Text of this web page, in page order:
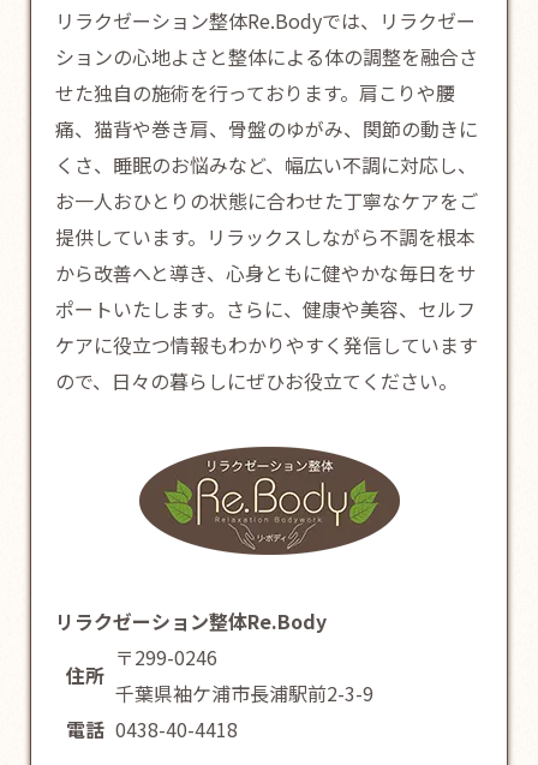
リラクゼーション整体Re.Bodyでは、リラクゼー
ションの心地よさと整体による体の調整を融合さ
せた独自の施術を行っております。肩こりや腰
痛、猫背や巻き肩、骨盤のゆがみ、関節の動きに
くさ、睡眠のお悩みなど、幅広い不調に対応し、
お一人おひとりの状態に合わせた丁寧なケアをご
提供しています。リラックスしながら不調を根本
から改善へと導き、心身ともに健やかな毎日をサ
ポートいたします。さらに、健康や美容、セルフ
ケアに役立つ情報もわかりやすく発信しています
ので、日々の暮らしにぜひお役立てください。
リラクゼーション整体Re.Body
住所
〒299-0246
千葉県袖ケ浦市長浦駅前2-3-9
電話 0438-40-4418